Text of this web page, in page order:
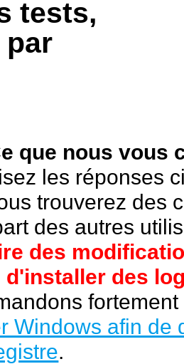
tests,
que nous vous
les réponses
trouverez des
des autres
des
d'installer des
Windows afin de
.